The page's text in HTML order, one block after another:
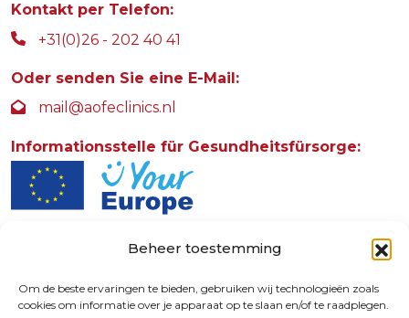
Beheer toestemming
Om de beste ervaringen te bieden, gebruiken wij technologieën zoals
cookies om informatie over je apparaat op te slaan en/of te raadplegen.
Kontakt per Telefon:
+31(0)26 - 202 40 41
Oder senden Sie eine E-Mail:
mail@aofeclinics.nl
Informationsstelle für Gesundheitsfürsorge:
Rosendaalselaan 30
6891 DG